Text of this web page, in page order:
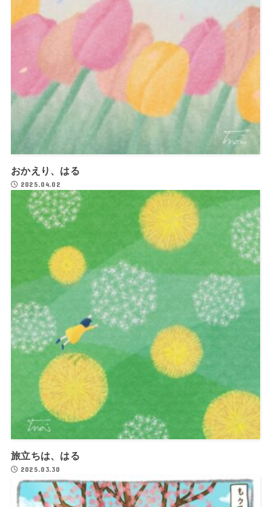
おかえり、はる
2025.04.02
旅立ちは、はる
2025.03.30